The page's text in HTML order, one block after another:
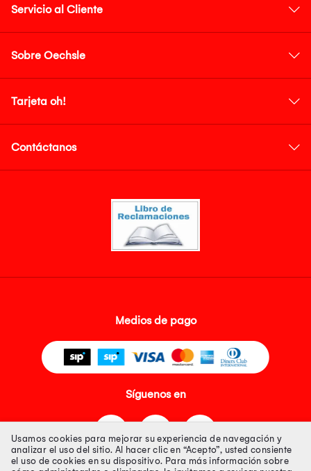
Servicio al Cliente
Sobre Oechsle
Tarjeta oh!
Contáctanos
Medios de pago
Síguenos en
Usamos cookies para mejorar su experiencia de navegación y
analizar el uso del sitio. Al hacer clic en “Acepto”, usted consiente
el uso de cookies en su dispositivo. Para más información sobre